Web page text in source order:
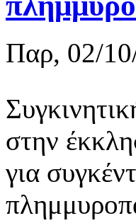
Παρ, 02/
στην
για